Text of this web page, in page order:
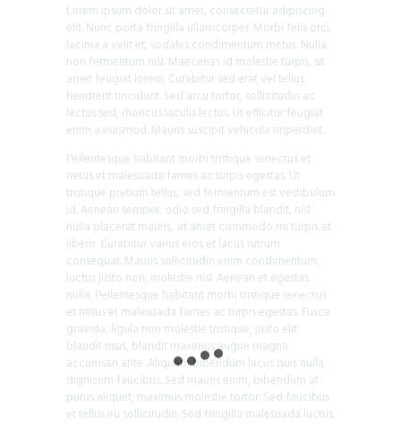
Lorem ipsum dolor sit amet, consectetur adipiscing
elit. Nunc porta fringilla ullamcorper. Morbi felis orci,
lacinia a velit et, sodales condimentum metus. Nulla
non fermentum nisl. Maecenas id molestie turpis, sit
amet feugiat lorem. Curabitur sed erat vel tellus
hendrerit tincidunt. Sed arcu tortor, sollicitudin ac
lectus sed, rhoncus iaculis lectus. Ut efficitur feugiat
enim a euismod. Mauris suscipit vehicula imperdiet.
Pellentesque habitant morbi tristique senectus et
netus et malesuada fames ac turpis egestas. Ut
tristique pretium tellus, sed fermentum est vestibulum
id. Aenean semper, odio sed fringilla blandit, nisl
nulla placerat mauris, sit amet commodo mi turpis at
libero. Curabitur varius eros et lacus rutrum
consequat. Mauris sollicitudin enim condimentum,
luctus justo non, molestie nisl. Aenean et egestas
nulla. Pellentesque habitant morbi tristique senectus
et netus et malesuada fames ac turpis egestas. Fusce
gravida, ligula non molestie tristique, justo elit
blandit risus, blandit maximus augue magna
accumsan ante. Aliquam bibendum lacus quis nulla
dignissim faucibus. Sed mauris enim, bibendum at
purus aliquet, maximus molestie tortor. Sed faucibus
et tellus eu sollicitudin. Sed fringilla malesuada luctus.